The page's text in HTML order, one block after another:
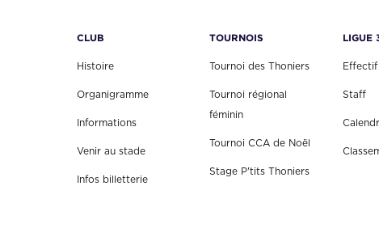
CLUB
Histoire
Organigramme
Informations
Venir au stade
Infos billetterie
TOURNOIS
Tournoi des Thoniers
Tournoi régional
féminin
Tournoi CCA de Noël
Stage P'tits Thoniers
LIGUE
Effectif
Staff